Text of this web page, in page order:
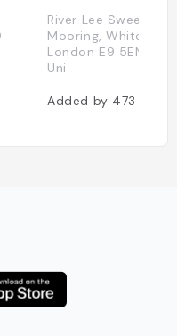
River Lee
Mooring, White Post
London E9 5EN,
Uni
Added by 473